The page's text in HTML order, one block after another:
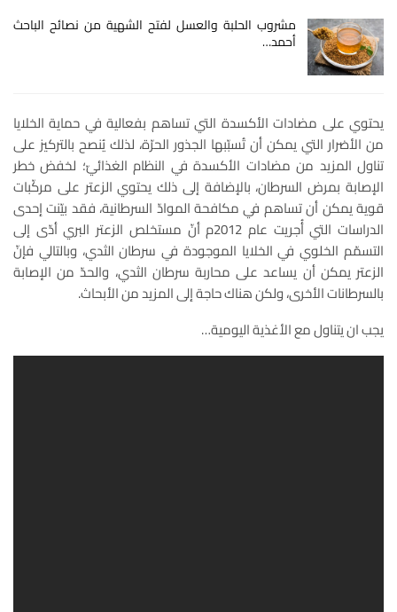
مشروب الحلبة والعسل لفتح الشهية من نصائح الباحث
أحمد…
يحتوي على مضادات الأكسدة التي تساهم بفعالية في حماية الخلايا
من الأضرار التي يمكن أن تُسبّبها الجذور الحرّة، لذلك يُنصح بالتركيز على
تناول المزيد من مضادات الأكسدة في النظام الغذائيّ؛ لخفض خطر
الإصابة بمرض السرطان، بالإضافة إلى ذلك يحتوي الزعتر على مركّبات
قوية يمكن أن تساهم في مكافحة الموادّ السرطانية، فقد بيّنت إحدى
الدراسات التي أُجريت عام 2012م أنّ مستخلص الزعتر البري أدّى إلى
التسمّم الخلوي في الخلايا الموجودة في سرطان الثدي، وبالتالي فإنّ
الزعتر يمكن أن يساعد على محاربة سرطان الثدي، والحدّ من الإصابة
بالسرطانات الأخرى، ولكن هناك حاجة إلى المزيد من الأبحاث.
يجب ان يتناول مع الأغذية اليومية…